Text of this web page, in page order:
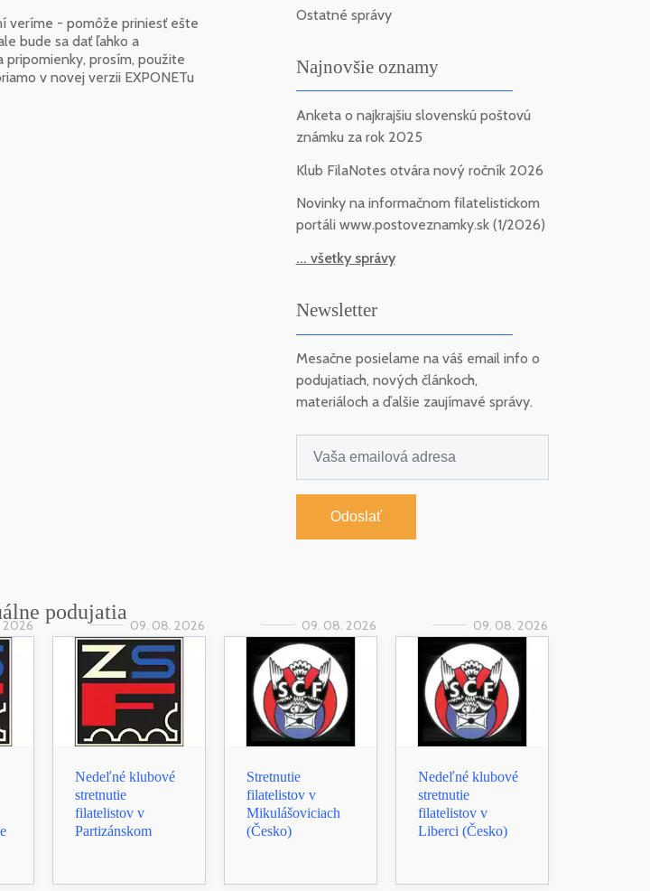
veríme - pomôže priniesť ešte
bude sa dať ľahko a
pripomienky, prosím, použite
v novej verzii EXPONETu
Ostatné správy
Najnovšie oznamy
Anketa o najkrajšiu slovenskú poštovú
známku za rok 2025
Klub FilaNotes otvára nový ročník 2026
Novinky na informačnom filatelistickom
portáli www.postoveznamky.sk (1/2026)
... všetky správy
Newsletter
Mesačne posielame na váš email info o
podujatiach, nových článkoch,
materiáloch a ďalšie zaujímavé správy.
Odoslať
podujatia
2026 09. 08. 2026
Nedeľné klubové
stretnutie
filatelistov v
Partizánskom
09. 08. 2026
Stretnutie
filatelistov v
Mikulášoviciach
(Česko)
09. 08. 2026
Nedeľné klubové
stretnutie
filatelistov v
Liberci (Česko)